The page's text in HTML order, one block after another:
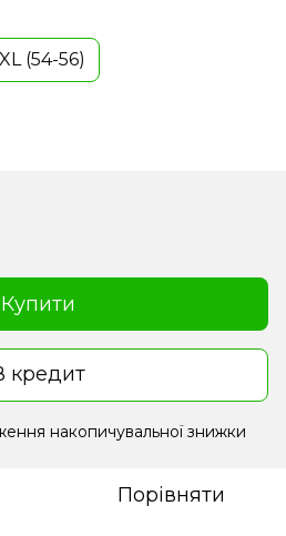
(54-56)
Купити
кредит
накопичувальної знижки
Порівняти